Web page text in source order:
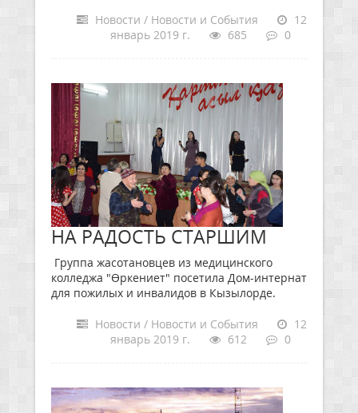
Новости / Новости и События
12
январь 2019 г.
685 0
НА РАДОСТЬ СТАРШИМ
Группа жасотановцев из медицинского
колледжа "Өркениет" посетила Дом-интернат
для пожилых и инвалидов в Кызылорде.
Новости / Новости и События
12
январь 2019 г.
612 0